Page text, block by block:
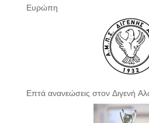
Ευρώπη
Επτά ανανεώσεις στον Διγενή